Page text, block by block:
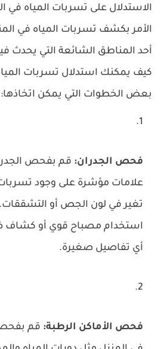
الاستدلال على تسربات المياه في
الأمر بكشف تسربات المياه في
أحد المناطق الشائعة التي يحدث
كيف يمكنك استدلال تسربات
بعض الخطوات التي يمكن اتخاذها:
فحص الجدران: قم بفحص
علامات مؤشرة على وجود
تغير في لون الجص أو التشققات.
استخدام مصباح قوي أو كشاف
أي تفاصيل صغيرة.
فحص الأماكن الرطبة: قم بفحص